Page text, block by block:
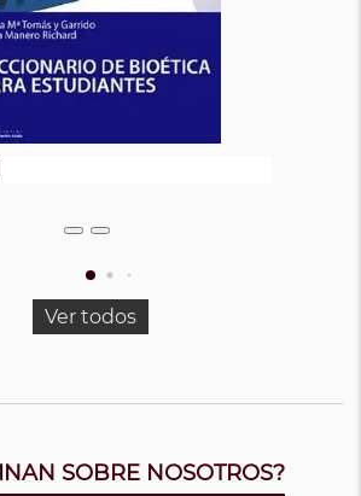
Ver todos
SOBRE NOSOTROS?